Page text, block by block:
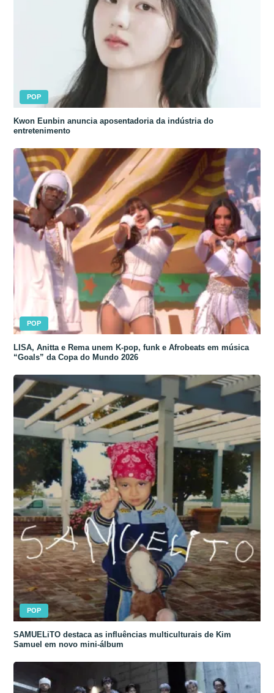
POP
Kwon Eunbin anuncia aposentadoria da indústria do
entretenimento
POP
LISA, Anitta e Rema unem K-pop, funk e Afrobeats em música
“Goals” da Copa do Mundo 2026
POP
SAMUELiTO destaca as influências multiculturais de Kim
Samuel em novo mini-álbum